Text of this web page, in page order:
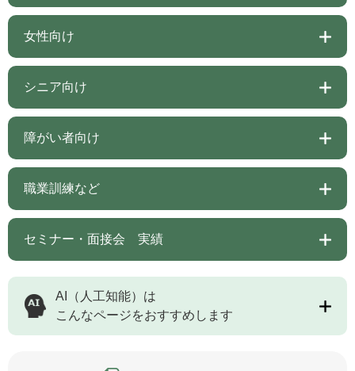
女性向け
シニア向け
障がい者向け
職業訓練など
セミナー・面接会 実績
AI（人工知能）は
こんなページをおすすめします